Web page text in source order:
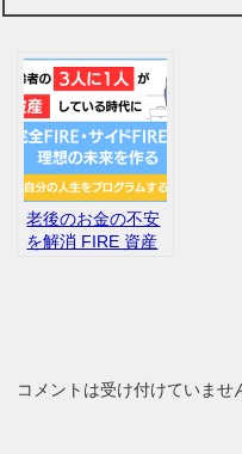
老後のお金の不安
を解消 FIRE 資産
コメントは受け付けていませ